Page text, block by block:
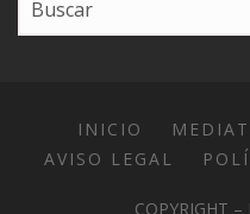
INICIO
AVISO LEGAL
COPYRIGHT –